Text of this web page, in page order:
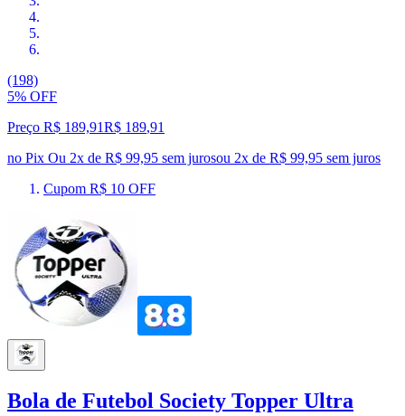
(198)
5% OFF
Preço R$ 189,91R$ 189,91
no Pix Ou 2x de R$ 99,95 sem jurosou 2x de R$ 99,95 sem juros
Cupom R$ 10 OFF
Bola de Futebol Society Topper Ultra